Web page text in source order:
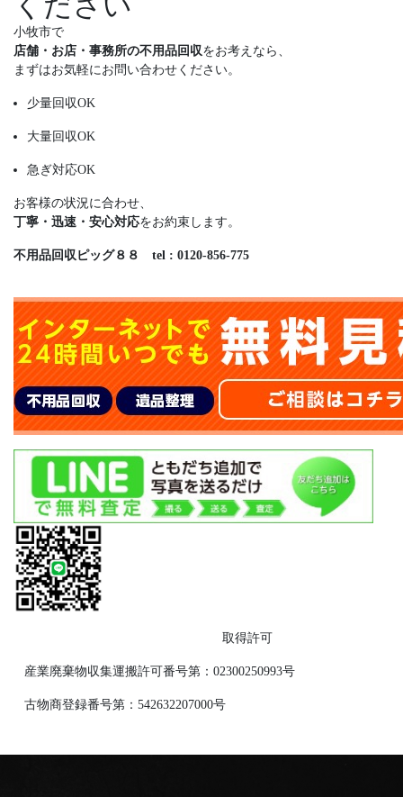
小牧市で
店舗・お店・事務所の不用品回収をお考えなら、
まずはお気軽にお問い合わせください。
少量回収OK
大量回収OK
急ぎ対応OK
お客様の状況に合わせ、
丁寧・迅速・安心対応をお約束します。
不用品回収ピッグ８８ tel : 0120-856-775
取得許可
産業廃棄物収集運搬許可番号第：02300250993号
古物商登録番号第：542632207000号